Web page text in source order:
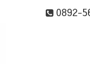
0892-